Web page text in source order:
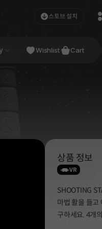
스토브 설치
Studio
Wishlist Cart
상품 정보
VR
SHOOTING
마법 활을 들고
구하세요. 4개